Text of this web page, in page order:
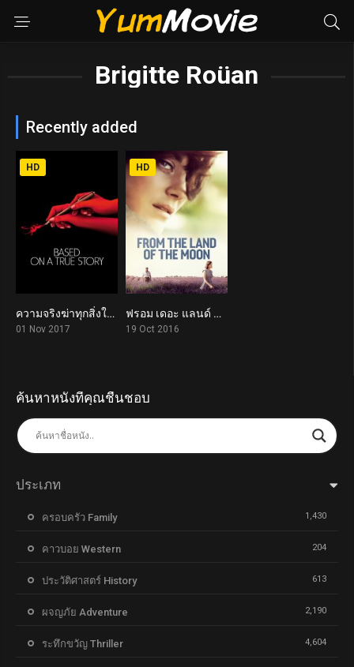
Brigitte Roüan
Recently added
5.7
HD
ความจริงฆ่าทุกสิ่งในโลก Based on a True Story (2017)
01 Nov 2017
6.7
HD
ฟรอม เดอะ แลนด์ ออฟ เดอะ มูน From the Land of the Moon (2016)
19 Oct 2016
ค้นหาหนังที่คุณชื่นชอบ
ประเภท
ครอบครัว Family 1,430
คาวบอย Western 204
ประวัติศาสตร์ History 613
ผจญภัย Adventure 2,190
ระทึกขวัญ Thriller 4,604